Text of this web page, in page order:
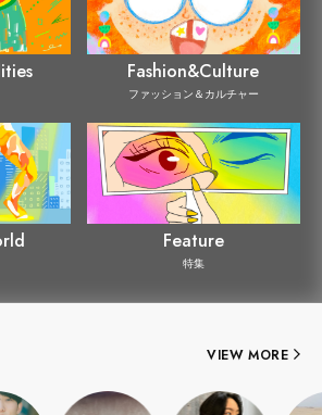
Fashion&Culture
ファッション＆カルチャー
Feature
特集
VIEW MORE